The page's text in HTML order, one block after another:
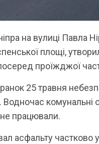
на вулиці Павла
площі,
проїжджої
25 травня
Водночас комунальні
не працювали.
асфальту частково